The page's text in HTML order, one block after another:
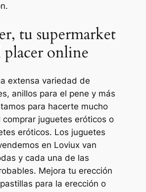
tu supermarket
placer online
extensa variedad de
anillos para el pene y más
para hacerte mucho
comprar juguetes eróticos o
eróticos. Los juguetes
en Loviux van
y cada una de las
Mejora tu erección
para la erección o